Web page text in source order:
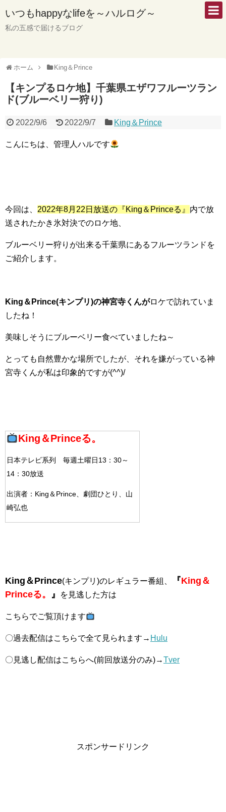
いつもhappyなlifeを～ハルログ～
私の五感で届けるブログ
ホーム King＆Prince
【キンプるロケ地】千葉県エザワフルーツラン
ド(ブルーベリー狩り)
2022/9/6 2022/9/7 King＆Prince
こんにちは、管理人ハルです
今回は、 2022年8月22日放送の『King＆Princeる』 内で放
送されたかき 氷対決でのロケ地、
ブルーベリー狩りが出来る千葉県にあるフルーツランドを
ご紹介します。
King＆Prince(キンプリ)の神宮寺くんがロケで訪れていま
したね！
美味しそうにブルーベリー食べていましたね～
とっても自然豊かな場所でしたが、それを嫌がっている神
宮寺くんが私は印象的ですが(^^)/
King＆Princeる。
日本テレビ系列 毎週土曜日13：30～
14：30放送
出演者：King＆Prince、劇団ひとり、山
崎弘也
King＆Prince(キンプリ)のレギュラー番組、 『King＆
Princeる。 』 を見逃した方は
こちらでご覧頂けます
〇過去配信はこちらで全て見られます→ Hulu
〇見逃し配信はこちらへ(前回放送分のみ)→Tver
スポンサードリンク